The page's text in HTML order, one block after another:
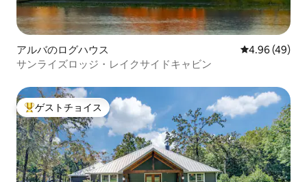
アルバのログハウス レビュー49
4.96 (49)
サンライズロッジ・レイクサイドキャビン
大好評のゲストチョイスです。
ゲストチョイス